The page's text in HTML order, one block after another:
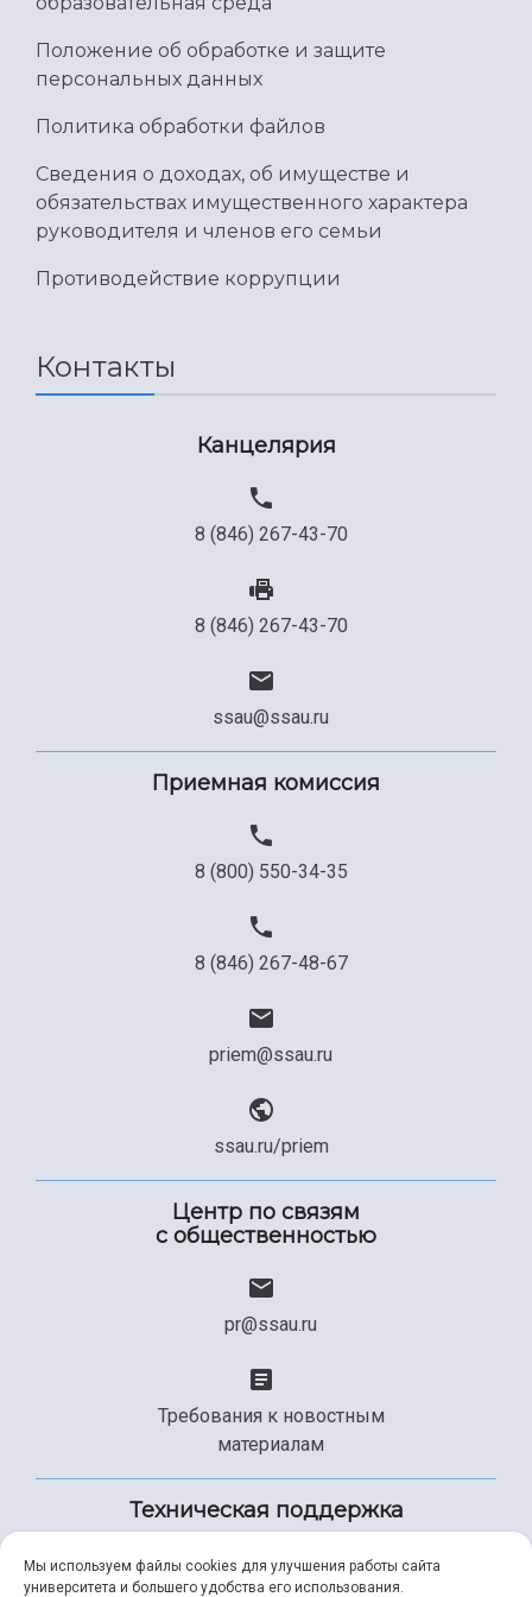
Сведения об образовательной организации
Официальные документы
Положение об обработке и защите
персональных данных
Политика обработки файлов
Сведения о доходах, об имуществе и
обязательствах имущественного характера
руководителя и членов его семьи
Противодействие коррупции
Контакты
Канцелярия
8 (846) 267-43-70
8 (846) 267-43-70
ssau@ssau.ru
Приемная комиссия
8 (800) 550-34-35
8 (846) 267-48-67
priem@ssau.ru
ssau.ru/priem
Центр по связям
с общественностью
pr@ssau.ru
Требования к новостным
материалам
Техническая поддержка
Мы используем файлы cookies для улучшения работы сайта
университета и большего удобства его использования.